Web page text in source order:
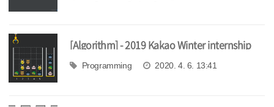
[Algorithm] - 2019 Kakao Winter internship
Coding test 문제 풀이
Programming 2020. 4. 6. 13:41